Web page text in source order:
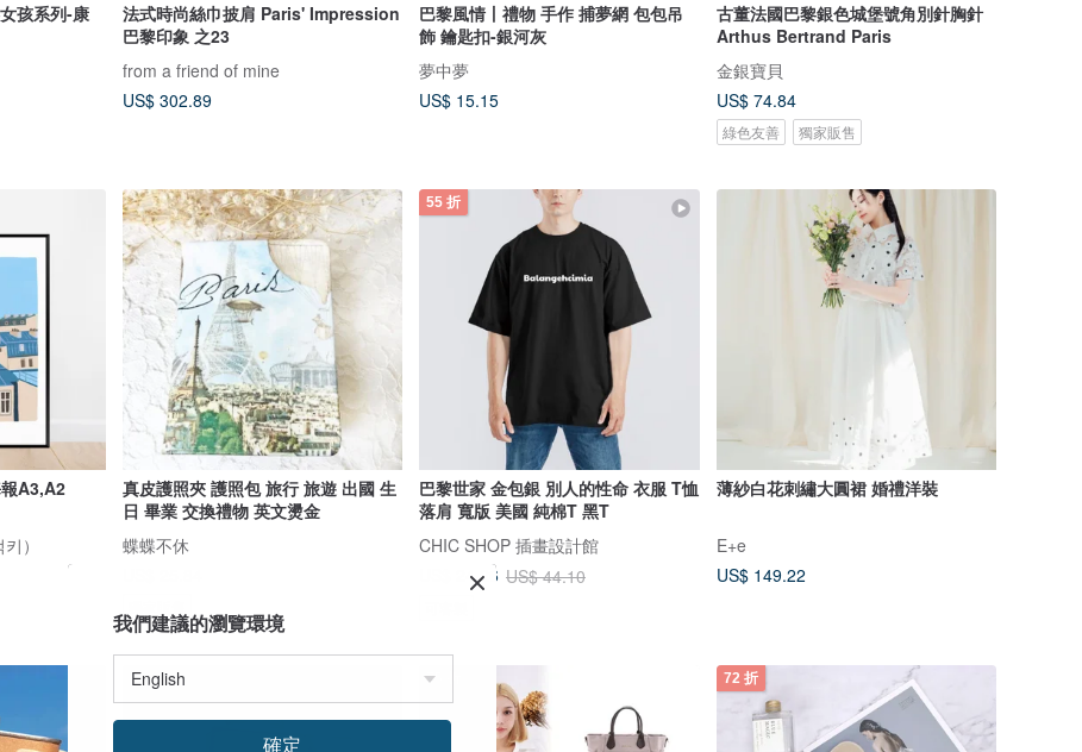
孩系列-康
法式時尚絲巾披肩 Paris' Impression
巴黎印象 之23
from a friend of mine
US$ 302.89
巴黎風情丨禮物 手作 捕夢網 包包吊
飾 鑰匙扣-銀河灰
夢中夢
US$ 15.15
古董法國巴黎銀色城堡號角別針胸針
Arthus Bertrand Paris
金銀寶貝
US$ 74.84
綠色友善 獨家販售
A3,A2
）
真皮護照夾 護照包 旅行 旅遊 出國 生
日 畢業 交換禮物 英文燙金
蝶蝶不休
55 折
巴黎世家 金包銀 別人的性命 衣服 T恤
落肩 寬版 美國 純棉T 黑T
CHIC SHOP 插畫設計館
US$ 24.26 US$ 44.10
薄紗白花刺繡大圓裙 婚禮洋裝
E+e
US$ 149.22
75 折 72 折
我們建議的瀏覽環境
確定